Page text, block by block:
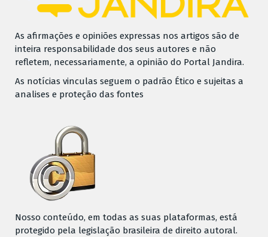
As afirmações e opiniões expressas nos artigos são de
inteira responsabilidade dos seus autores e não
refletem, necessariamente, a opinião do Portal Jandira.
As notícias vinculas seguem o padrão Ético e sujeitas a
analises e proteção das fontes
Nosso conteúdo, em todas as suas plataformas, está
protegido pela legislação brasileira de direito autoral.